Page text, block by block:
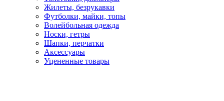
Жилеты, безрукавки
Футболки, майки, топы
Волейбольная одежда
Носки, гетры
Шапки, перчатки
Аксессуары
Уцененные товары